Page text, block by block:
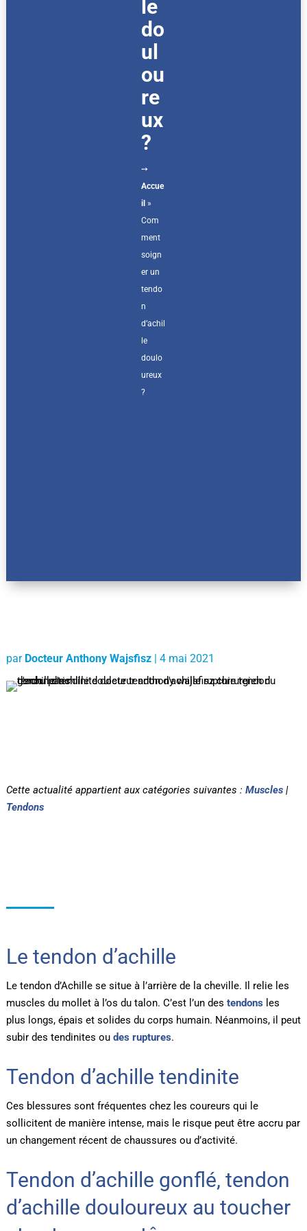
le
do
ul
ou
re
ux
?
➙
Accue
il »
Com
ment
soign
er un
tendo
n
d’achil
le
doulo
ureux
?
par Docteur Anthony Wajsfisz| 4 mai 2021
Cette actualité appartient aux catégories suivantes : Muscles|
Tendons
Le tendon d’achille
Le tendon d’Achille se situe à l’arrière de la cheville. Il relie les
muscles du mollet à l’os du talon. C’est l’un des tendons les
plus longs, épais et solides du corps humain. Néanmoins, il peut
subir des tendinites ou des ruptures.
Tendon d’achille tendinite
Ces blessures sont fréquentes chez les coureurs qui le
sollicitent de manière intense, mais le risque peut être accru par
un changement récent de chaussures ou d’activité.
Tendon d’achille gonflé, tendon
d’achille douloureux au toucher